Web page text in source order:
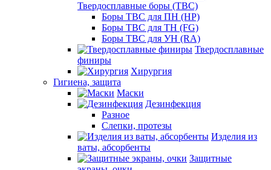
Твердосплавные боры (ТВС)
Боры ТВС для ПН (HP)
Боры ТВС для ТН (FG)
Боры ТВС для УН (RA)
Твердосплавные
финиры
Хирургия
Гигиена, защита
Маски
Дезинфекция
Разное
Слепки, протезы
Изделия из
ваты, абсорбенты
Защитные